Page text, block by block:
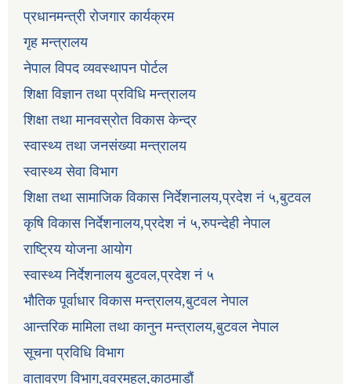
प्रधानमन्त्री रोजगार कार्यक्रम
गृह मन्त्रालय
नेपाल विपद व्यवस्थापन पोर्टल
शिक्षा विज्ञान तथा प्रविधि मन्त्रालय
शिक्षा तथा मानवस्रोत विकास केन्द्र
स्वास्थ्य तथा जनसंख्या मन्त्रालय
स्वास्थ्य सेवा विभाग
शिक्षा तथा सामाजिक विकास निर्देशनालय,प्रदेश नं ५,बुटवल
कृषि विकास निर्देशनालय,प्रदेश नं ५,रुपन्देही नेपाल
राष्ट्रिय योजना आयोग
स्वास्थ्य निर्देशनालय बुटवल,प्रदेश नं ५
भौतिक पूर्वाधार विकास मन्त्रालय,बुटवल नेपाल
आन्तरिक मामिला तथा कानुन मन्त्रालय,बुटवल नेपाल
सूचना प्रविधि विभाग
वातावरण विभाग,ववरमहल,काठमाडौं